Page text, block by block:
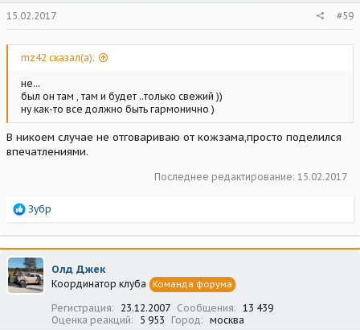
15.02.2017 #59
mz42 сказал(а):
не...
был он там , там и будет ..только свежий ))
ну как-то все должно быть гармонично )
В никоем случае не отговариваю от кожзама,просто поделился
впечатлениями.
Последнее редактирование: 15.02.2017
Р
а
к
ц
и
и
Зубр
Олд Джек
Координатор клуба Команда форума
Регистрация 23.12.2007 Сообщения
13 439
Оценка реакций
5 953 Город москва